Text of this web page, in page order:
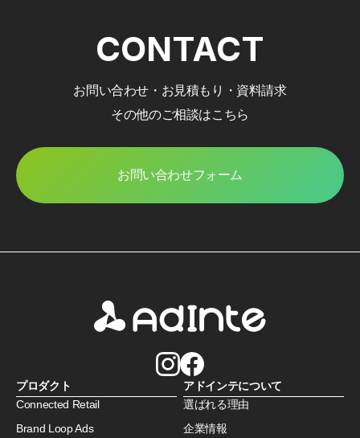
CONTACT
お問い合わせ・お見積もり・資料請求
その他のご相談はこちら
お問い合わせフォーム
プロダクト
Connected Retail
Brand Loop Ads
アドインテについて
選ばれる理由
企業情報